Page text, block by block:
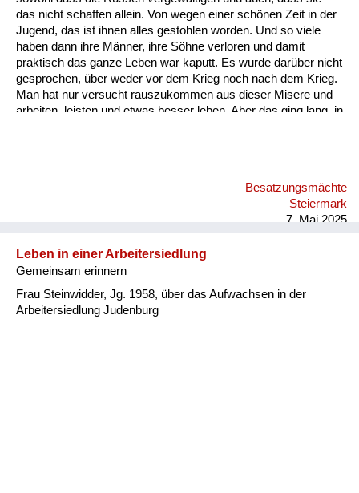
das nicht schaffen allein. Von wegen einer schönen Zeit in der
Jugend, das ist ihnen alles gestohlen worden. Und so viele
haben dann ihre Männer, ihre Söhne verloren und damit
praktisch das ganze Leben war kaputt. Es wurde darüber nicht
gesprochen, über weder vor dem Krieg noch nach dem Krieg.
Man hat nur versucht rauszukommen aus dieser Misere und
arbeiten, leisten und etwas besser leben. Aber das ging lang, in
ein Elend war. Wenn Fliegeralarm sind wir durch die Straßen
Besatzungsmächte
Steiermark
7. Mai 2025
Leben in einer Arbeitersiedlung
Gemeinsam erinnern
Frau Steinwidder, Jg. 1958, über das Aufwachsen in der
Arbeitersiedlung Judenburg